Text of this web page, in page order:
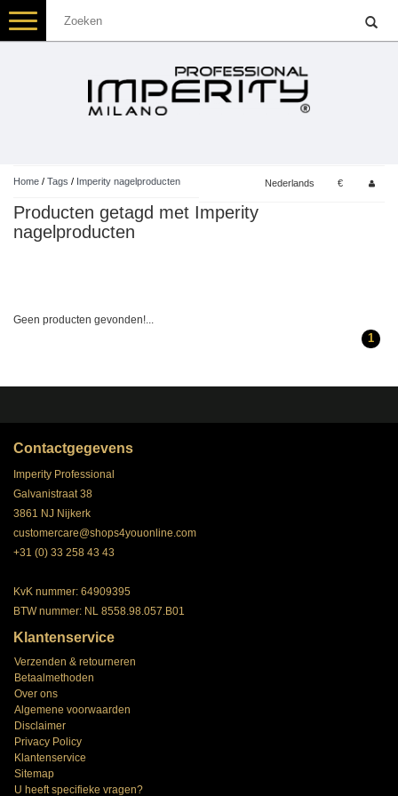
Toggle
navigation
Home / Tags / Imperity nagelproducten Nederlands €
Producten getagd met Imperity
nagelproducten
Geen producten gevonden!...
1
Contactgegevens
Imperity Professional
Galvanistraat 38
3861 NJ Nijkerk
customercare@shops4youonline.com
+31 (0) 33 258 43 43
KvK nummer: 64909395
BTW nummer: NL 8558.98.057.B01
Klantenservice
Verzenden & retourneren
Betaalmethoden
Over ons
Algemene voorwaarden
Disclaimer
Privacy Policy
Klantenservice
Sitemap
U heeft specifieke vragen?